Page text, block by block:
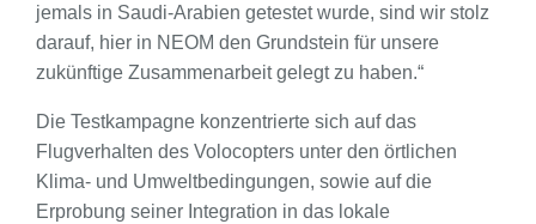
jemals in Saudi-Arabien getestet wurde, sind wir stolz
darauf, hier in NEOM den Grundstein für unsere
zukünftige Zusammenarbeit gelegt zu haben.“
Die Testkampagne konzentrierte sich auf das
Flugverhalten des Volocopters unter den örtlichen
Klima- und Umweltbedingungen, sowie auf die
Erprobung seiner Integration in das lokale